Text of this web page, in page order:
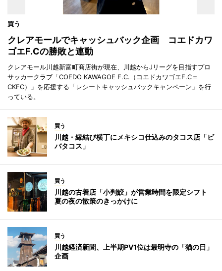
買う
クレアモールでキャッシュバック企画 コエドカワ
ゴエF.Cの勝敗と連動
クレアモール川越新富町商店街が現在、川越からJリーグを目指すプロ
サッカークラブ「COEDO KAWAGOE F.C.（コエドカワゴエF.C＝
CKFC）」を応援する「レシートキャッシュバックキャンペーン」を行
っている。
買う
川越・縁結び横丁にメキシコ仕込みのタコス店「ビ
バタコス」
買う
川越の古着店「小判鮫」が営業時間を限定シフト
夏の夜の散策のきっかけに
買う
川越経済新聞、上半期PV1位は最明寺の「猫の日」
企画